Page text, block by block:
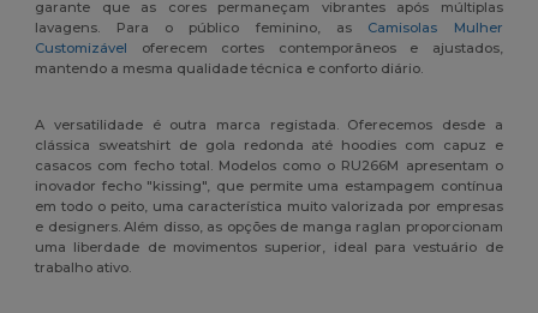
garante que as cores permaneçam vibrantes após múltiplas
lavagens. Para o público feminino, as Camisolas Mulher
Customizável oferecem cortes contemporâneos e ajustados,
mantendo a mesma qualidade técnica e conforto diário.
A versatilidade é outra marca registada. Oferecemos desde a
clássica sweatshirt de gola redonda até hoodies com capuz e
casacos com fecho total. Modelos como o RU266M apresentam o
inovador fecho "kissing", que permite uma estampagem contínua
em todo o peito, uma característica muito valorizada por empresas
e designers. Além disso, as opções de manga raglan proporcionam
uma liberdade de movimentos superior, ideal para vestuário de
trabalho ativo.